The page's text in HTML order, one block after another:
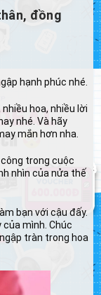
đồng
hạnh phúc nhé.
hoa, nhiều lời
nhé. Và hãy
mắn hơn nha.
trong cuộc
nhìn của nửa thế
bạn với cậu đấy.
mình. Chúc
tràn trong hoa